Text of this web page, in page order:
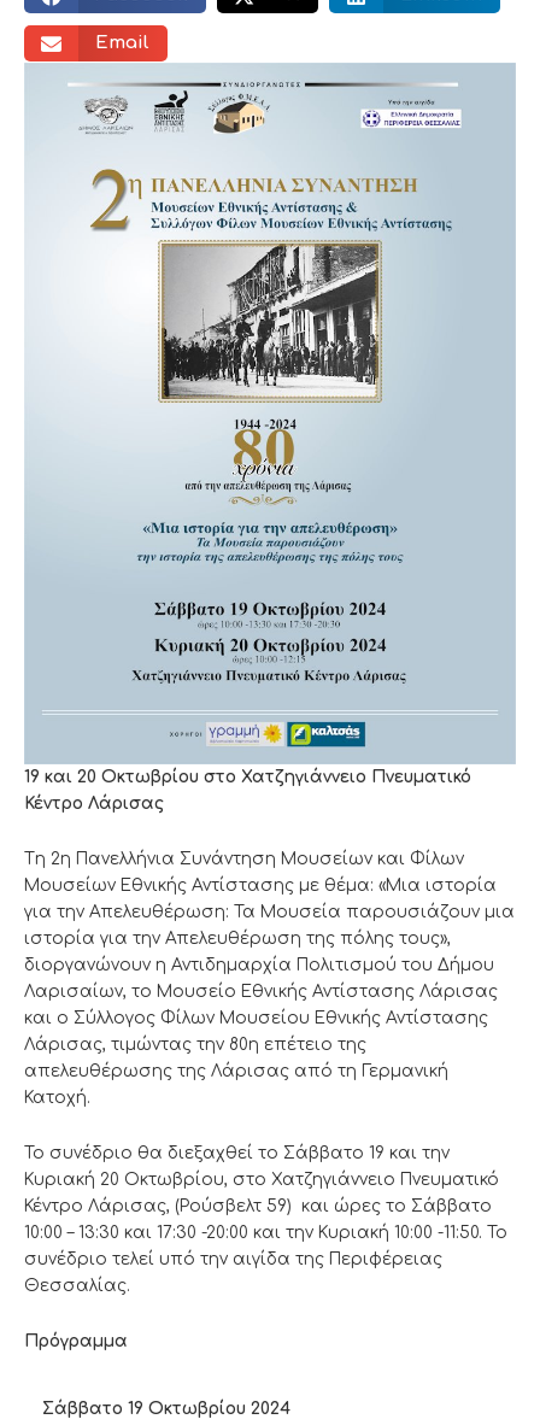
Email
19 και 20 Οκτωβρίου στο Χατζηγιάννειο Πνευματικό
Κέντρο Λάρισας
Tη 2η Πανελλήνια Συνάντηση Μουσείων και Φίλων
Μουσείων Εθνικής Αντίστασης με θέμα: «Μια ιστορία
για την Απελευθέρωση: Τα Μουσεία παρουσιάζουν μια
ιστορία για την Απελευθέρωση της πόλης τους»,
διοργανώνουν η Αντιδημαρχία Πολιτισμού του Δήμου
Λαρισαίων, το Μουσείο Εθνικής Αντίστασης Λάρισας
και ο Σύλλογος Φίλων Μουσείου Εθνικής Αντίστασης
Λάρισας, τιμώντας την 80η επέτειο της
απελευθέρωσης της Λάρισας από τη Γερμανική
Κατοχή.
Το συνέδριο θα διεξαχθεί το Σάββατο 19 και την
Κυριακή 20 Οκτωβρίου, στο Χατζηγιάννειο Πνευματικό
Κέντρο Λάρισας, (Ρούσβελτ 59) και ώρες το Σάββατο
10:00 – 13:30 και 17:30 -20:00 και την Κυριακή 10:00 -11:50. Το
συνέδριο τελεί υπό την αιγίδα της Περιφέρειας
Θεσσαλίας.
Πρόγραμμα
Σάββατο 19 Οκτωβρίου 2024